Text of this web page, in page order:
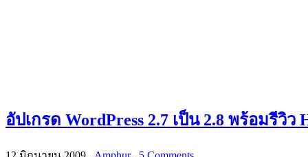
อัปเกรด WordPress 2.7 เป็น 2.8 พร้อมรีวิว